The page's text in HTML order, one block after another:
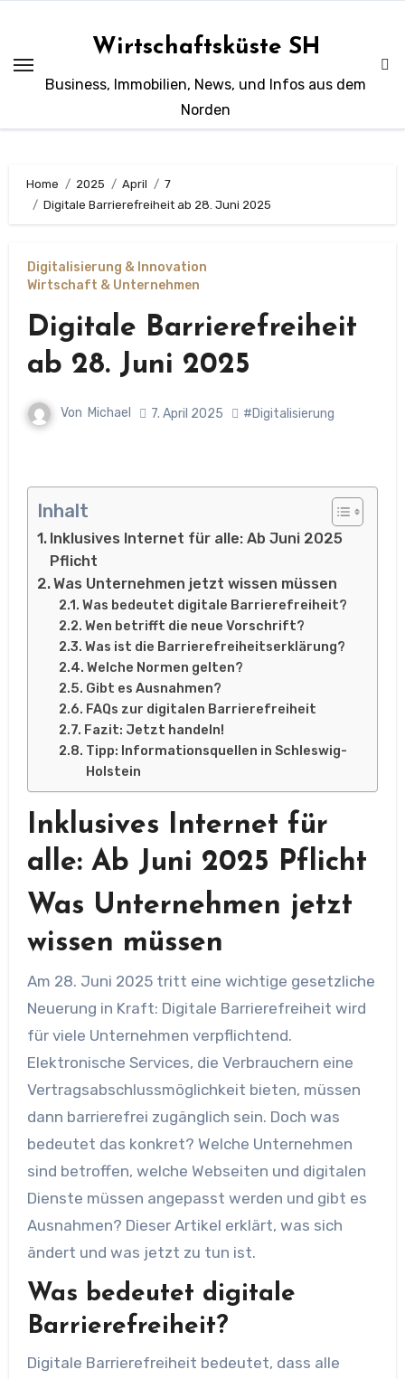
springen
Wirtschaftsküste SH
Business, Immobilien, News, und Infos aus dem
Norden
Home 2025 April
7
Digitale Barrierefreiheit ab 28. Juni 2025
Digitalisierung & Innovation
Wirtschaft & Unternehmen
Digitale Barrierefreiheit
ab 28. Juni 2025
Von Michael 7. April 2025 #Digitalisierung
Inhalt
Inklusives Internet für alle: Ab Juni 2025
Pflicht
Was Unternehmen jetzt wissen müssen
Was bedeutet digitale Barrierefreiheit?
Wen betrifft die neue Vorschrift?
Was ist die Barrierefreiheitserklärung?
Welche Normen gelten?
Gibt es Ausnahmen?
FAQs zur digitalen Barrierefreiheit
Fazit: Jetzt handeln!
Tipp: Informationsquellen in Schleswig-
Holstein
Inklusives Internet für
alle: Ab Juni 2025 Pflicht
Was Unternehmen jetzt
wissen müssen
Am 28. Juni 2025 tritt eine wichtige gesetzliche
Neuerung in Kraft: Digitale Barrierefreiheit wird
für viele Unternehmen verpflichtend.
Elektronische Services, die Verbrauchern eine
Vertragsabschlussmöglichkeit bieten, müssen
dann barrierefrei zugänglich sein. Doch was
bedeutet das konkret? Welche Unternehmen
sind betroffen, welche Webseiten und digitalen
Dienste müssen angepasst werden und gibt es
Ausnahmen? Dieser Artikel erklärt, was sich
ändert und was jetzt zu tun ist.
Was bedeutet digitale
Barrierefreiheit?
Digitale Barrierefreiheit bedeutet, dass alle